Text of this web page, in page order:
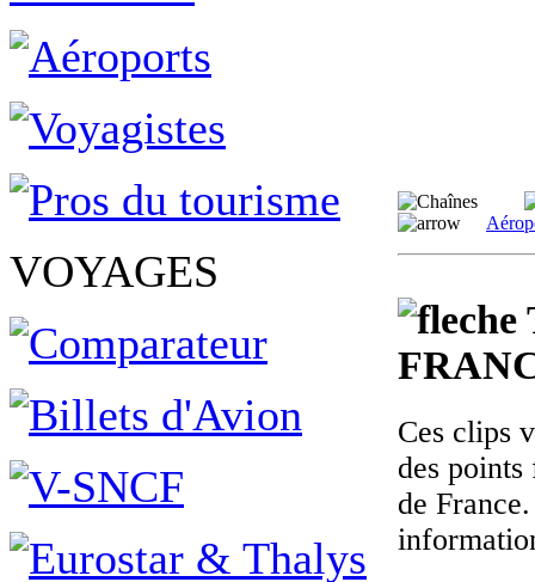
VOYAGES
Ces clips
des
de